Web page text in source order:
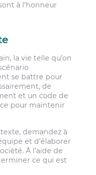
à l’honneur
la vie telle qu’on
se battre pour
de
et un code de
pour maintenir
demandez à
et d’élaborer
À l’aide de
ce qui est